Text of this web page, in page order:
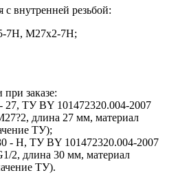
внутренней резьбой:
7Н, М27x2-7Н;
заказе:
ТУ ВY 101472320.004-2007
длина 27 мм, материал
ТУ);
- Н, ТУ BY 101472320.004-2007
2, длина 30 мм, материал
ТУ).